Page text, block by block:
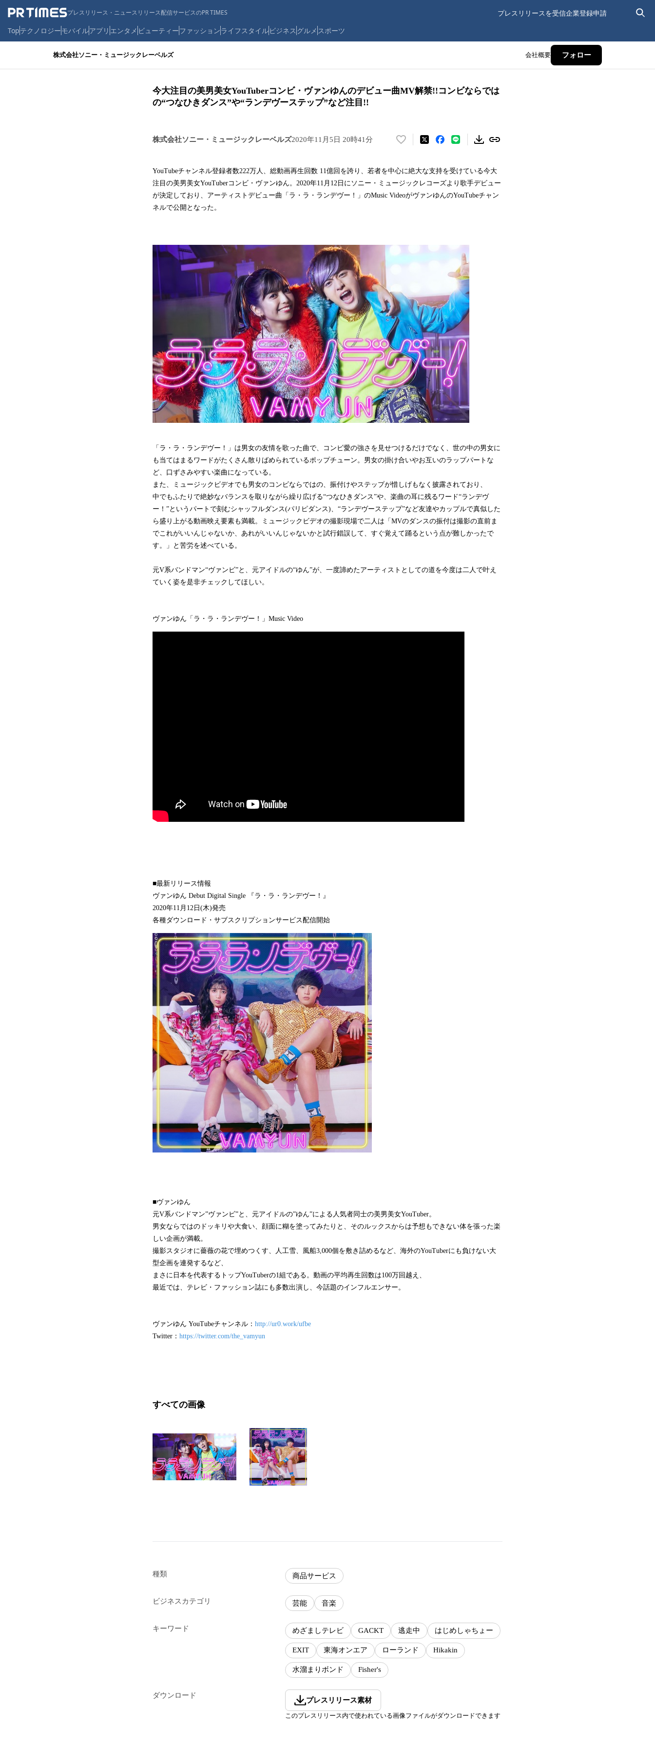
プレスリリース・ニュースリリース配信サービスのPR TIMES プレスリリースを受信企業登録申請
Topテクノロジーモバイルアプリ エンタメ ビューティーファッションライフスタイルビジネス グルメ スポーツ
株式会社ソニー・ミュージックレーベルズ 会社概要 フォロー
今大注目の美男美女YouTuberコンビ・ヴァンゆんのデビュー曲MV解禁!!コンビならでは
の“つなひきダンス”や“ランデヴーステップ”など注目!!
株式会社ソニー・ミュージックレーベルズ2020年11月5日 20時41分
い
！
数
を
中
YouTubeチャンネル登録者数222万人、総動画再生回数 11億回を誇り、若者を中心に絶大な支持を受けている今大
注目の美男美女YouTuberコンビ・ヴァンゆん。2020年11月12日にソニー・ミュージックレコーズより歌手デビュー
が決定しており、アーティストデビュー曲「ラ・ラ・ランデヴー！」のMusic VideoがヴァンゆんのYouTubeチャン
ネルで公開となった。
「ラ・ラ・ランデヴー！」は男女の友情を歌った曲で、コンビ愛の強さを見せつけるだけでなく、世の中の男女に
も当てはまるワードがたくさん散りばめられているポップチューン。男女の掛け合いやお互いのラップパートな
ど、口ずさみやすい楽曲になっている。
また、ミュージックビデオでも男女のコンビならではの、振付けやステップが惜しげもなく披露されており、
中でもふたりで絶妙なバランスを取りながら繰り広げる“つなひきダンス”や、楽曲の耳に残るワード“ランデヴ
ー！”というパートで刻むシャッフルダンス(パリピダンス)、“ランデヴーステップ”など友達やカップルで真似した
ら盛り上がる動画映え要素も満載。ミュージックビデオの撮影現場で二人は「MVのダンスの振付は撮影の直前ま
でこれがいいんじゃないか、あれがいいんじゃないかと試行錯誤して、すぐ覚えて踊るという点が難しかったで
す。」と苦労を述べている。
元V系バンドマン“ヴァンビ”と、元アイドルの“ゆん”が、一度諦めたアーティストとしての道を今度は二人で叶え
ていく姿を是非チェックしてほしい。
ヴァンゆん「ラ・ラ・ランデヴー！」Music Video
■最新リリース情報
ヴァンゆん Debut Digital Single 『ラ・ラ・ランデヴー！』
2020年11月12日(木)発売
各種ダウンロード・サブスクリプションサービス配信開始
■ヴァンゆん
元V系バンドマン”ヴァンビ”と、元アイドルの”ゆん”による人気者同士の美男美女YouTuber。
男女ならではのドッキリや大食い、顔面に糊を塗ってみたりと、そのルックスからは予想もできない体を張った楽
しい企画が満載。
撮影スタジオに薔薇の花で埋めつくす、人工雪、風船3,000個を敷き詰めるなど、海外のYouTuberにも負けない大
型企画を連発するなど、
まさに日本を代表するトップYouTuberの1組である。動画の平均再生回数は100万回越え、
最近では、テレビ・ファッション誌にも多数出演し、今話題のインフルエンサー。
ヴァンゆん YouTubeチャンネル： http://ur0.work/ufbe
Twitter： https://twitter.com/the_vamyun
すべての画像
種類 商品サービス
ビジネスカテゴリ 芸能 音楽
キーワード めざましテレビ GACKT 逃走中 はじめしゃちょー
EXIT 東海オンエア ローランド Hikakin
水溜まりボンド Fisher's
ダウンロード
プレスリリース素材
このプレスリリース内で使われている画像ファイルがダウンロードできます